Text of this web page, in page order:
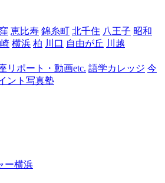
浜
恵比寿 錦糸町 北千住 八王子 昭和
横浜 柏 川口 自由が丘 川越
リポート・動画etc. 語学カレッジ 今
ント写真塾
ー横浜